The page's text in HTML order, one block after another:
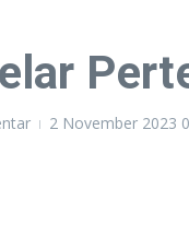
2 November 2023